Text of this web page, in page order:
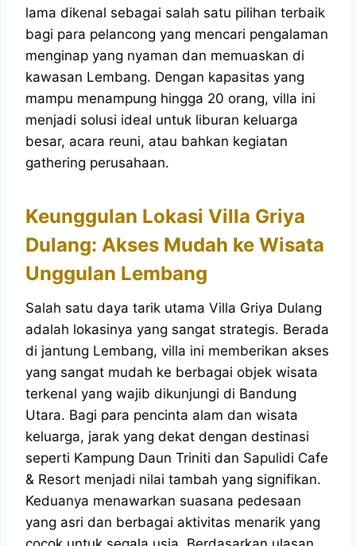
lama dikenal sebagai salah satu pilihan terbaik
bagi para pelancong yang mencari pengalaman
menginap yang nyaman dan memuaskan di
kawasan Lembang. Dengan kapasitas yang
mampu menampung hingga 20 orang, villa ini
menjadi solusi ideal untuk liburan keluarga
besar, acara reuni, atau bahkan kegiatan
gathering perusahaan.
Keunggulan Lokasi Villa Griya
Dulang: Akses Mudah ke Wisata
Unggulan Lembang
Salah satu daya tarik utama Villa Griya Dulang
adalah lokasinya yang sangat strategis. Berada
di jantung Lembang, villa ini memberikan akses
yang sangat mudah ke berbagai objek wisata
terkenal yang wajib dikunjungi di Bandung
Utara. Bagi para pencinta alam dan wisata
keluarga, jarak yang dekat dengan destinasi
seperti Kampung Daun Triniti dan Sapulidi Cafe
& Resort menjadi nilai tambah yang signifikan.
Keduanya menawarkan suasana pedesaan
yang asri dan berbagai aktivitas menarik yang